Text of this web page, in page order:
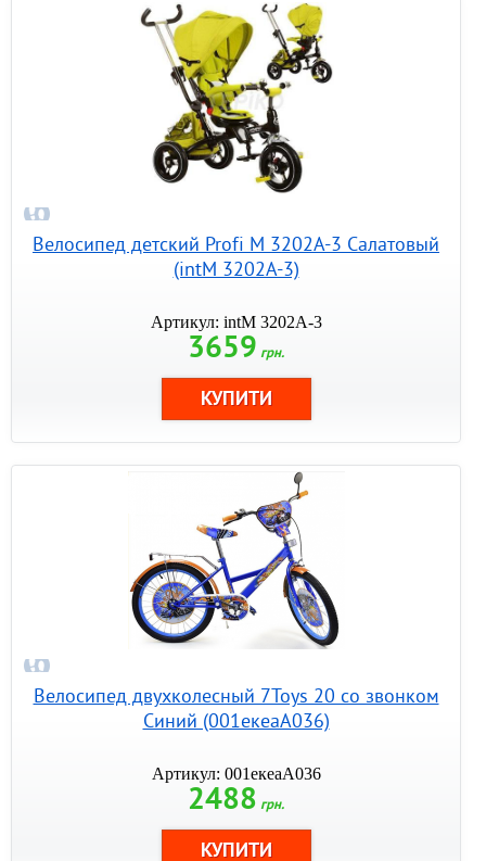
Велосипед детский Profi M 3202A-3 Салатовый
(intM 3202A-3)
Артикул: intM 3202A-3
3659 грн.
Велосипед двухколесный 7Toys 20 со звонком
Синий (001екеаА036)
Артикул: 001екеаА036
2488 грн.